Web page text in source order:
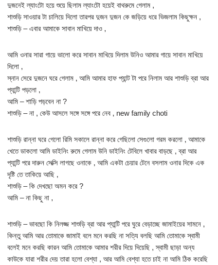
দুজনেই ল্যাংটো হয়ে শুয়ে ছিলাম ল্যাংটো হয়েই বাথরুমে গেলাম ,
শাশুড়ি সাওয়ার টা চালিয়ে দিলো তারপর দুজন দুজন কে জড়িয়ে ধরে ভিজলাম কিছুক্ষন ,
শাশুড়ি – এবার আমাকে সাবান মাখিয়ে দাও ,
আমি ওনার সারা গায়ে ভালো করে সাবান মাখিয়ে দিলাম উনিও আমার গায়ে সাবান মাখিয়ে
দিলো ,
স্নান সেরে দুজনে ঘরে গেলাম , আমি আমার হাফ প্যান্ট টা পরে নিলাম আর শাশুড়ি ব্রা আর
প্যান্টি পড়লো ,
আমি – শাড়ি পড়বেন না ?
শাশুড়ি – না , কেউ আসলে সঙ্গে সঙ্গে পরে নেব , new family choti
শাশুড়ি রান্না ঘরে গেলো রিমি সকালে রান্না করে গেছিলো সেগুলো গরম করলো , আমাকে
খেতে ডাকলো আমি ডাইনিং রুমে গেলাম উনি ডাইনিং টেবিলে খাবার বাড়ছে , ব্রা আর
প্যান্টি পরে দারুন সেক্সি লাগছে ওনাকে , আমি একটা চেয়ার টেনে বসলাম ওনার দিকে এক
দৃষ্টি তে তাকিয়ে আছি ,
শাশুড়ি – কি দেখছো অমন করে ?
আমি – না কিছু না ,
শাশুড়ি – ভাবছো কি নিলজ্জ শাশুড়ি ব্রা আর প্যান্টি পরে ঘুরে বেড়াচ্ছে জামাইয়ের সামনে ,
কিন্তু আমি আর তোমাকে জামাই বলে মনে করছি না সত্যি বলছি আমি তোমাকে স্বামী
বলেই মনে করছি কারন আমি তোমাকে আমার শরীর দিয়ে দিয়েছি , স্বামী ছাড়া অন্য
কাউকে যারা শরীর দেয় তারা হলো বেশ্যা , আর আমি বেশ্যা হতে চাই না আমি ঠিক করেছি